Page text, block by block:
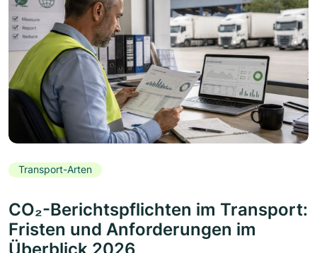
Transport-Arten
CO₂-Berichtspflichten im Transport:
Fristen und Anforderungen im
Überblick 2026